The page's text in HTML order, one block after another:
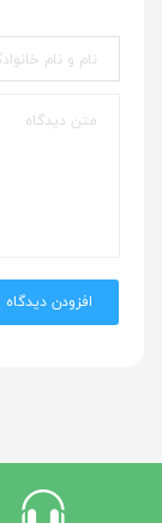
افزودن دیدگاه